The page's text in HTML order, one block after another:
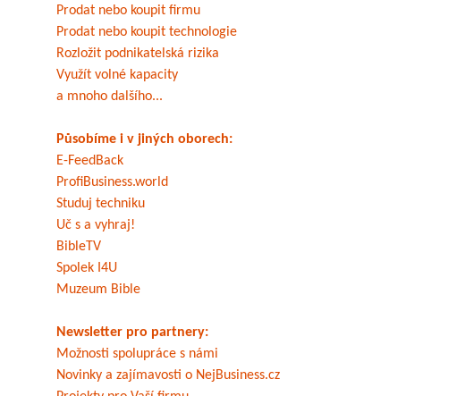
Prodat nebo koupit firmu
Prodat nebo koupit technologie
Rozložit podnikatelská rizika
Využít volné kapacity
a mnoho dalšího...
Působíme i v jiných oborech:
E-FeedBack
ProfiBusiness.world
Studuj techniku
Uč s a vyhraj!
BibleTV
Spolek I4U
Muzeum Bible
Newsletter pro partnery:
Možnosti spolupráce s námi
Novinky a zajímavosti o NejBusiness.cz